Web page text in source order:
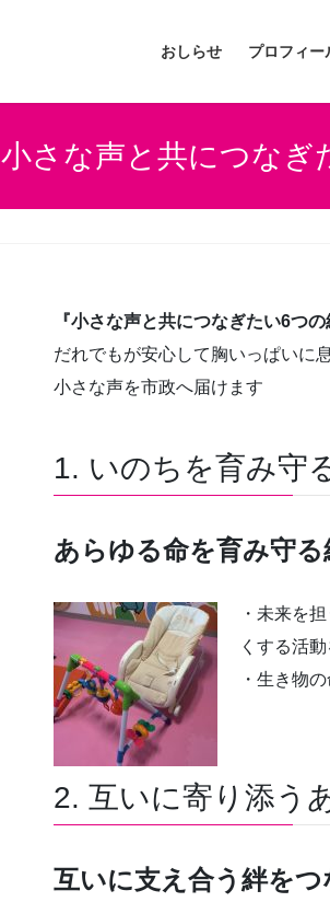
おしらせ プロフィー
小さな声と共につなぎ
『小さな声と共につなぎたい6つの
だれでもが安心して胸いっぱいに
小さな声を市政へ届けます
1. いのちを育み守
あらゆる命を育み守
・未来を
くする活
・生き物
2. 互いに寄り添う
互いに支え合う絆を